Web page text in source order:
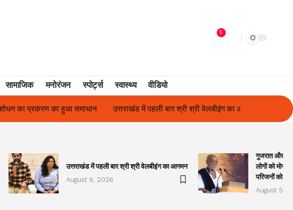
5
सामाजिक मनोरंजन स्पोर्ट्स स्वास्थ्य वीडियो
उत्तराखंड में पहली बार श्री श्री वेलबीइंग का आगमन गुजरात और केरल में अतिवृष्टि के कारण दिवंगत
उत्तराखंड में पहली बार श्री श्री वेलबीइंग का आगमन
August 6, 2026
गुजरात और
लोगों को
परिजनों को
August 5,